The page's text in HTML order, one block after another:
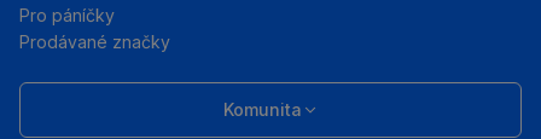
Pro páníčky
Prodávané značky
Komunita